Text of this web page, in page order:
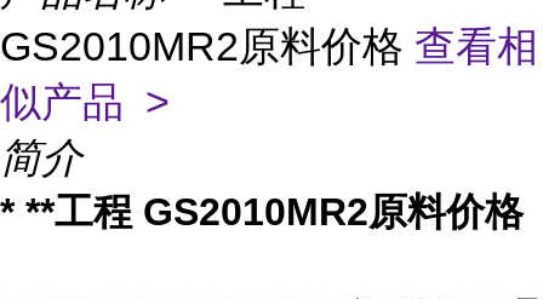
GS2010MR2原料价格 查看相
似产品 >
简介
* **工程 GS2010MR2原料价格